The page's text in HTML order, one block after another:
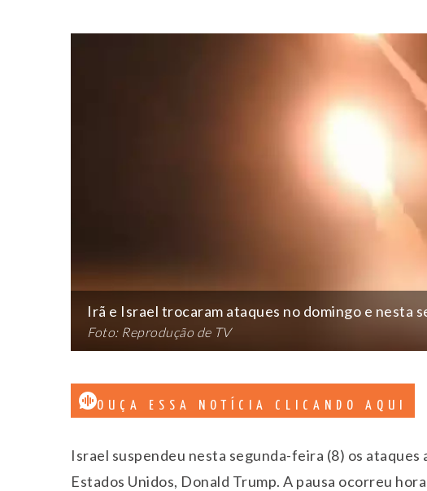
Irã e Israel trocaram ataques no domingo e nesta
Foto: Reprodução de TV
OUÇA ESSA NOTÍCIA CLICANDO AQUI
Israel suspendeu nesta segunda-feira (8) os
Estados Unidos, Donald Trump. A pausa ocorreu